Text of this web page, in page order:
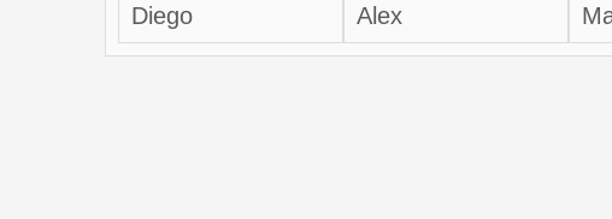
Diego Alex